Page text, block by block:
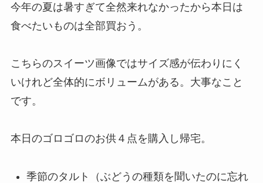
今年の夏は暑すぎて全然来れなかったから本日は
食べたいものは全部買おう。
こちらのスイーツ画像ではサイズ感が伝わりにく
いけれど全体的にボリュームがある。大事なこと
です。
本日のゴロゴロのお供４点を購入し帰宅。
季節のタルト（ぶどうの種類を聞いたのに忘れ